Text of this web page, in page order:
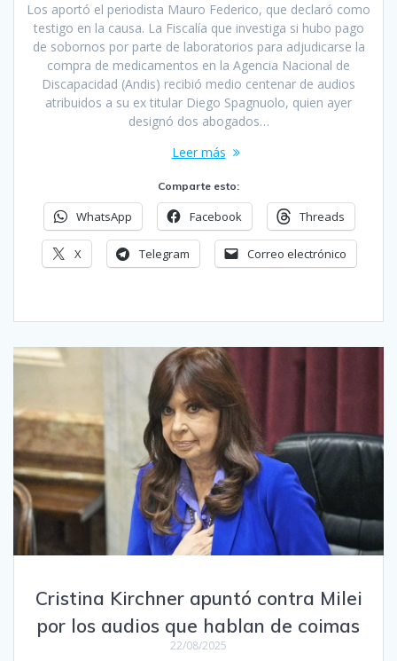
Los aportó el periodista Mauro Federico, que declaró como
testigo en la causa. La Fiscalía que investiga si hubo pago
de sobornos por parte de laboratorios para adjudicarse la
compra de medicamentos en la Agencia Nacional de
Discapacidad (Andis) recibió medio centenar de audios
atribuidos a su ex titular Diego Spagnuolo, quien ayer
designó dos abogados…
Leer más
Comparte esto:
WhatsApp Facebook Threads
X Telegram Correo electrónico
Cristina Kirchner apuntó contra Milei
por los audios que hablan de coimas
22/08/2025